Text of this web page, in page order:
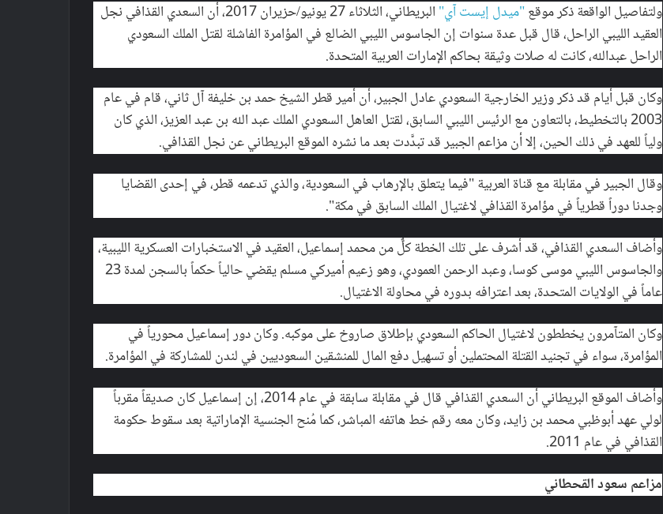
ولتفاصيل الواقعة ذكر موقع"ميدل إيست آي"
البريطاني، الثلاثاء 27 يونيو/حزيران 2017، أن السعدي القذافي نجل
العقيد الليبي الراحل، قال قبل عدة سنوات إن الجاسوس الليبي الضالع في المؤامرة الفاشلة لقتل الملك السعودي
الراحل عبدالله، كانت له صلات وثيقة بحاكم الإمارات العربية المتحدة.
وكان قبل أيام قد ذكر وزير الخارجية السعودي عادل الجبير، أن أمير قطر الشيخ حمد بن خليفة آل ثاني، قام في عام
2003 بالتخطيط، بالتعاون مع الرئيس الليبي السابق، لقتل العاهل السعودي الملك عبد الله بن عبد العزيز، الذي كان
ولياً للعهد في ذلك الحين، إلا أن مزاعم الجبير قد تبدَّدت بعد ما نشره الموقع البريطاني عن نجل القذافي.
وقال الجبير في مقابلة مع قناة العربية "فيما يتعلق بالإرهاب في السعودية، والذي تدعمه قطر، في إحدى القضايا
وجدنا دوراً قطرياً في مؤامرة القذافي لاغتيال الملك السابق في مكة".
وأضاف السعدي القذافي، قد أشرف على تلك الخطة كلٌّ من محمد إسماعيل، العقيد في الاستخبارات العسكرية الليبية،
والجاسوس الليبي موسى كوسا، وعبد الرحمن العمودي، وهو زعيم أميركي مسلم يقضي حالياً حكماً بالسجن لمدة 23
عاماً في الولايات المتحدة، بعد اعترافه بدوره في محاولة الاغتيال.
وكان المتآمرون يخططون لاغتيال الحاكم السعودي بإطلاق صاروخ على موكبه. وكان دور إسماعيل محورياً في
المؤامرة، سواء في تجنيد القتلة المحتملين أو تسهيل دفع المال للمنشقين السعوديين في لندن للمشاركة في المؤامرة.
وأضاف الموقع البريطاني أن السعدي القذافي قال في مقابلة سابقة في عام 2014، إن إسماعيل كان صديقاً مقرباً
لولي عهد أبوظبي محمد بن زايد، وكان معه رقم خط هاتفه المباشر، كما مُنح الجنسية الإماراتية بعد سقوط حكومة
القذافي في عام 2011.
مزاعم سعود القحطاني